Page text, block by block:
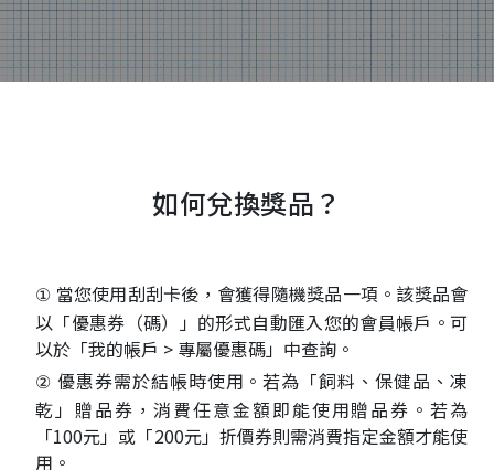
如何兌換獎品？
① 當您使用刮刮卡後，會獲得隨機獎品一項。該獎品會
以「優惠券（碼）」的形式自動匯入您的會員帳戶。可
以於「我的帳戶 > 專屬優惠碼」中查詢。
② 優惠券需於結帳時使用。若為「飼料、保健品、凍
乾」贈品券，消費任意金額即能使用贈品券。若為
「100元」或「200元」折價券則需消費指定金額才能使
用。